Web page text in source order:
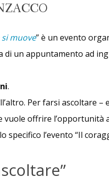
muove” è un evento
di un appuntamento ad
.
Per farsi ascoltare
vuole offrire
l’evento “Il